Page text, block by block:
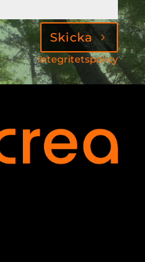
Skicka
Integritetspolicy